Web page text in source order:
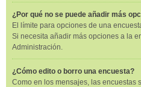
¿Por qué no se puede añadir más
El límite para opciones de una
Si necesita añadir más opciones a la
Administración.
¿Cómo edito o borro una encuesta?
Como en los mensajes, las encuestas